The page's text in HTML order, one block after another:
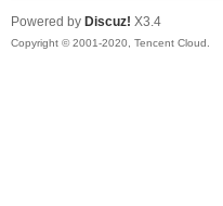
Powered by Discuz! X3.4
Copyright © 2001-2020, Tencent Cloud.